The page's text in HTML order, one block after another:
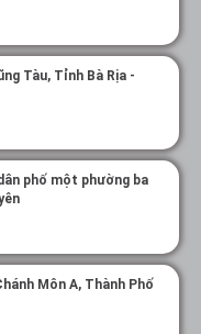
Tàu, Tỉnh Bà Rịa -
phố một phường ba
Môn A, Thành Phố